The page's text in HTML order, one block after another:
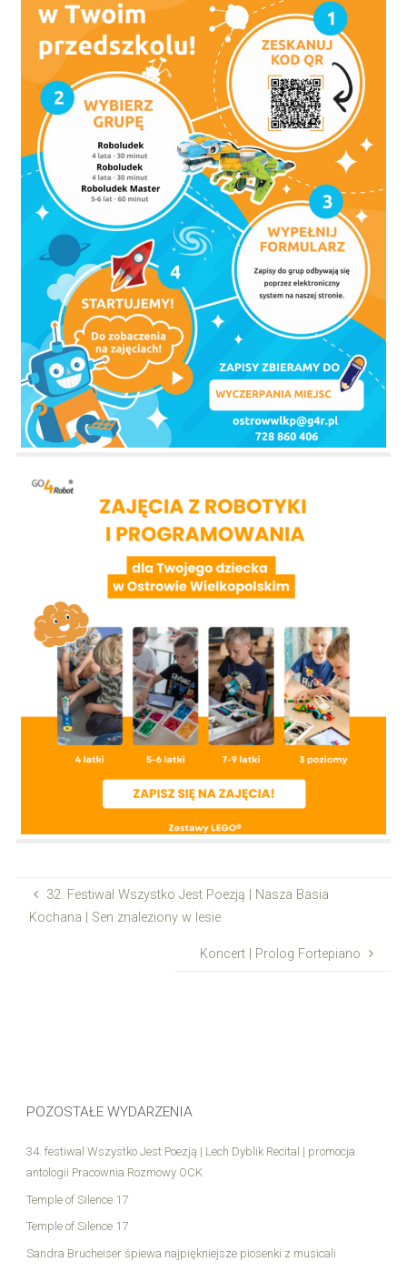
32. Festiwal Wszystko Jest Poezją | Nasza Basia
Kochana | Sen znaleziony w lesie
Koncert | Prolog Fortepiano
POZOSTAŁE WYDARZENIA
34. festiwal Wszystko Jest Poezją | Lech Dyblik Recital | promocja
antologii Pracownia Rozmowy OCK
Temple of Silence 17
Temple of Silence 17
Sandra Brucheiser śpiewa najpiękniejsze piosenki z musicali